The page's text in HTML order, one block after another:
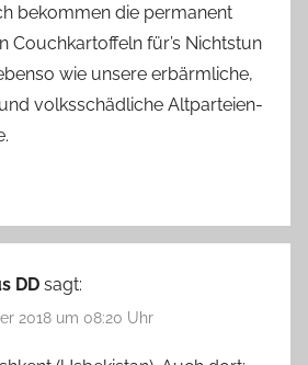
bekommen die permanent
Couchkartoffeln für’s Nichtstun
wie unsere erbärmliche,
volksschädliche Altparteien-
DD sagt:
2018 um 08:20 Uhr